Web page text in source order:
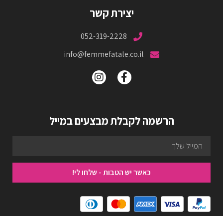
יצירת קשר
052-319-2228
info@femmefatale.co.il
הרשמה לקבלת מבצעים במייל
כאשר יש הטבות - שלחו לי!